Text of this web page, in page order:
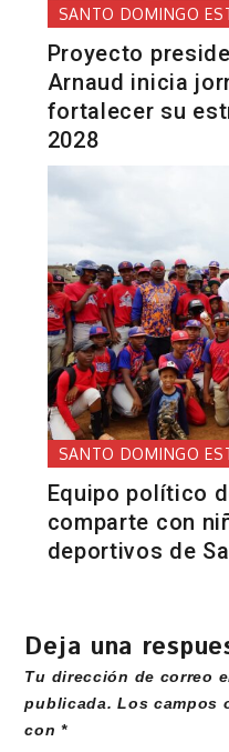
SANTO DOMINGO
Proyecto
Arnaud inicia
fortalecer su
2028
SANTO DOMINGO
Equipo político
comparte con
deportivos de
Deja una
Tu dirección de correo
publicada. Los campos
con*